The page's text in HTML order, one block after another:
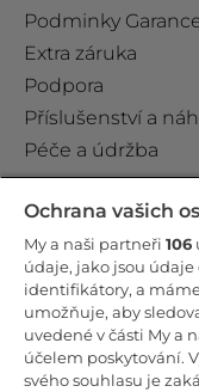
Podminky
Extra záruka
Podpora
Příslušenství a
Péče a údržba
Ochrana vašich
My a naši partneři 106
údaje, jako jsou
identifikátory, a
umožňuje, aby
uvedené v části My a
účelem poskytování.
svého souhlasu je